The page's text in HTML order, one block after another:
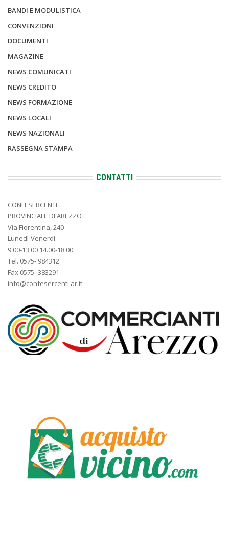
BANDI E MODULISTICA
CONVENZIONI
DOCUMENTI
MAGAZINE
NEWS COMUNICATI
NEWS CREDITO
NEWS FORMAZIONE
NEWS LOCALI
NEWS NAZIONALI
RASSEGNA STAMPA
CONTATTI
CONFESERCENTI
PROVINCIALE DI AREZZO
Via Fiorentina, 240
Lunedì-Venerdì:
9.00-13.00 14.00-18.00
Tel. 0575- 984312
Fax 0575- 383291
info@confesercenti.ar.it